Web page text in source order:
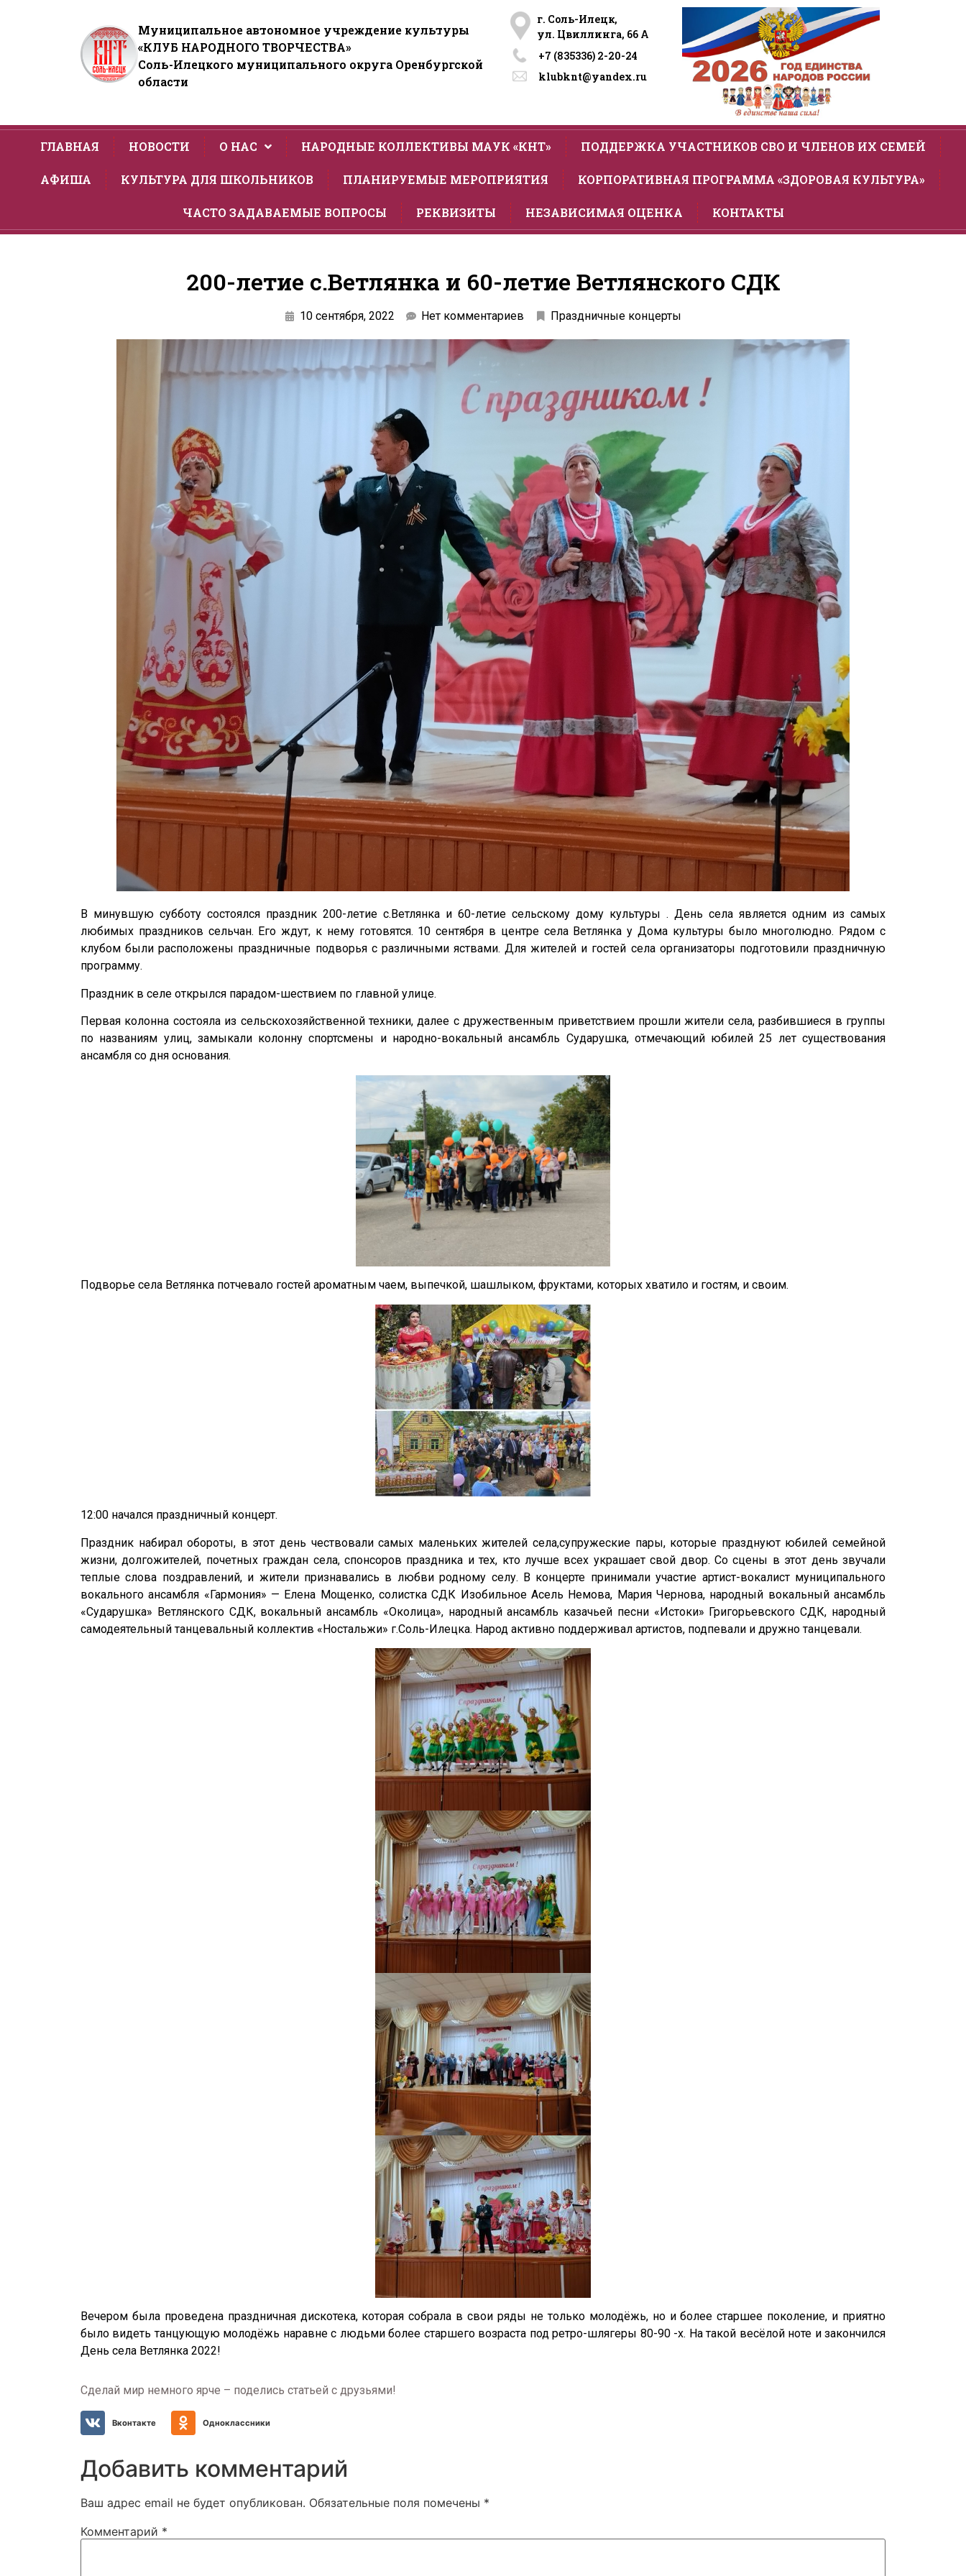
Муниципальное автономное учреждение культуры
«КЛУБ НАРОДНОГО ТВОРЧЕСТВА»
Соль-Илецкого муниципального округа Оренбургской
области
г. Соль-Илецк,
ул. Цвиллинга, 66 А
+7 (835336) 2-20-24​
klubknt@yandex.ru
ГЛАВНАЯ НОВОСТИ О НАС НАРОДНЫЕ КОЛЛЕКТИВЫ МАУК «КНТ» ПОДДЕРЖКА УЧАСТНИКОВ СВО И ЧЛЕНОВ ИХ СЕМЕЙ
АФИША КУЛЬТУРА ДЛЯ ШКОЛЬНИКОВ ПЛАНИРУЕМЫЕ МЕРОПРИЯТИЯ КОРПОРАТИВНАЯ ПРОГРАММА «ЗДОРОВАЯ КУЛЬТУРА»
ЧАСТО ЗАДАВАЕМЫЕ ВОПРОСЫ РЕКВИЗИТЫ НЕЗАВИСИМАЯ ОЦЕНКА КОНТАКТЫ
200-летие с.Ветлянка и 60-летие Ветлянского СДК
10 сентября, 2022 Нет комментариев Праздничные концерты
В минувшую субботу состоялся праздник 200-летие с.Ветлянка и 60-летие сельскому дому культуры . День села является одним из самых
любимых праздников сельчан. Его ждут, к нему готовятся. 10 сентября в центре села Ветлянка у Дома культуры было многолюдно. Рядом с
клубом были расположены праздничные подворья с различными яствами. Для жителей и гостей села организаторы подготовили праздничную
программу.
Праздник в селе открылся парадом-шествием по главной улице.
Πepвая колонна состояла из сельскохозяйственной техники, далее с дружественным приветствием прошли жители села, разбившиеся в группы
по названиям улиц, замыкали колонну спортсмены и народно-вокальный ансамбль Сударушка, отмечающий юбилей 25 лет существования
ансамбля со дня основания.
Подворье села Ветлянка потчевало гостей ароматным чаем, выпечкой, шашлыком, фруктами, которых хватило и гостям, и своим.
12:00 начался праздничный концерт.
Праздник набирал обороты, в этот день чествовали самых маленьких жителей села,супружеские пары, которые празднуют юбилей семейной
жизни, долгожителей, почетных граждан села, спонсоров праздника и тех, кто лучше всех украшает свой двор. Со сцены в этот день звучали
теплые слова поздравлений, и жители признавались в любви родному селу. В концерте принимали участие артист-вокалист муниципального
вокального ансамбля «Гармония» — Елена Мощенко, солистка СДК Изобильное Асель Немова, Мария Чернова, народный вокальный ансамбль
«Сударушка» Ветлянского СДК, вокальный ансамбль «Околица», народный ансамбль казачьей песни «Истоки» Григорьевского СДК, народный
самодеятельный танцевальный коллектив «Ностальжи» г.Соль-Илецка. Народ активно поддерживал артистов, подпевали и дружно танцевали.
Вечером была проведена праздничная дискотека, которая собрала в свои ряды не только молодёжь, но и более старшее поколение, и приятно
было видеть танцующую молодёжь наравне с людьми более старшего возраста под ретро-шлягеры 80-90 -х. На такой весёлой ноте и закончился
День села Ветлянка 2022!
Сделай мир немного ярче – поделись статьей с друзьями!
Вконтакте Одноклассники
Добавить комментарий
Ваш адрес email не будет опубликован. Обязательные поля помечены *
Комментарий *